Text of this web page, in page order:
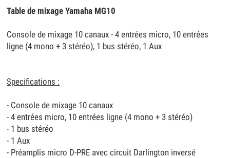
Table de mixage Yamaha MG10
Console de mixage 10 canaux - 4 entrées micro, 10 entrées
ligne (4 mono + 3 stéréo), 1 bus stéréo, 1 Aux
Specifications :
- Console de mixage 10 canaux
- 4 entrées micro, 10 entrées ligne (4 mono + 3 stéréo)
- 1 bus stéréo
- 1 Aux
- Préamplis micro D-PRE avec circuit Darlington inversé